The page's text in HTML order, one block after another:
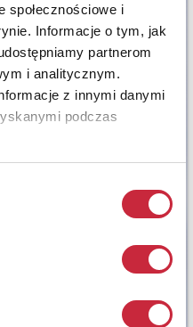
społecznościowe i
Informacje o tym, jak
partnerom
i analitycznym.
z innymi danymi
podczas